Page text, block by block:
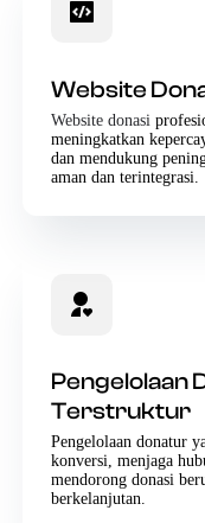
Website
Website donasi
meningkatkan
dan mendukung
aman dan terintegrasi.
Pengelolaan
Terstruktur
Pengelolaan donatur
konversi, menjaga
mendorong donasi
berkelanjutan.